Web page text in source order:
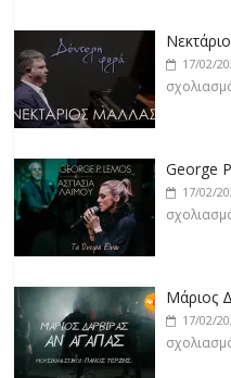
17/02/
George
17/02/
Μάριος
17/02/